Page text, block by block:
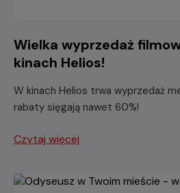
Wielka wyprzedaż
kinach Helios!
W kinach Helios trwa wyprzedaż
rabaty sięgają nawet 60%!
Czytaj więcej